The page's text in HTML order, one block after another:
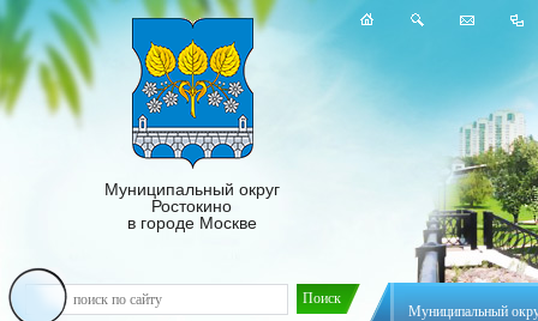
Муниципальный
Муниципальный округ
Ростокино
в городе Москве